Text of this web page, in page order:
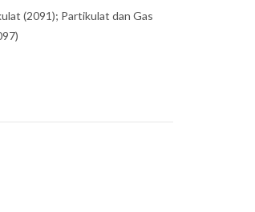
(2091); Partikulat dan Gas